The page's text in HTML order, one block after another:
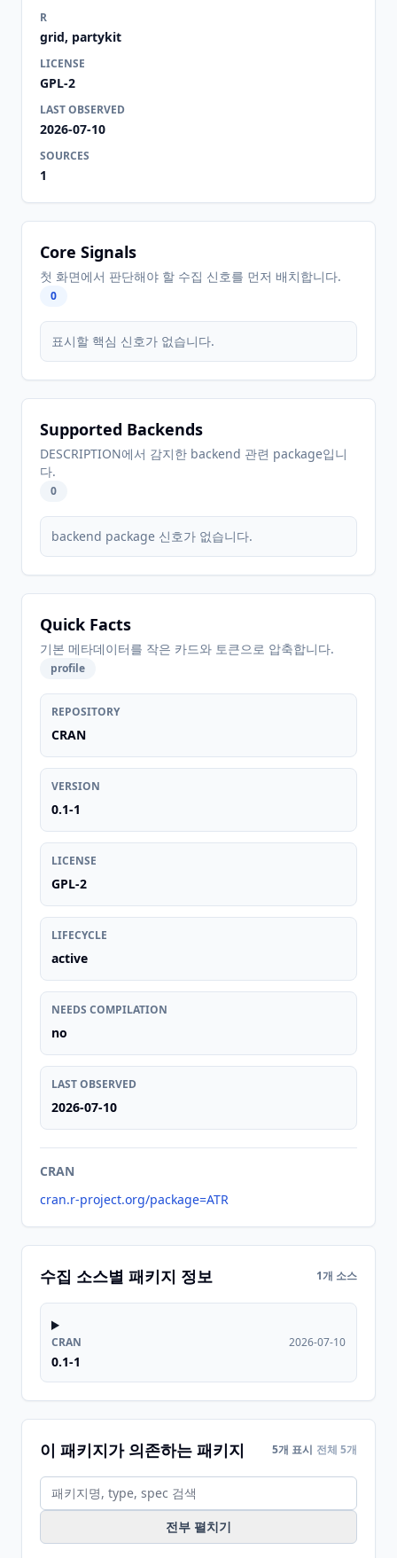
R
grid, partykit
LICENSE
GPL-2
LAST OBSERVED
2026-07-10
SOURCES
1
Core Signals
첫 화면에서 판단해야 할 수집 신호를 먼저 배치합니다.
0
표시할 핵심 신호가 없습니다.
Supported Backends
DESCRIPTION에서 감지한 backend 관련 package입니
다.
0
backend package 신호가 없습니다.
Quick Facts
기본 메타데이터를 작은 카드와 토큰으로 압축합니다.
profile
REPOSITORY
CRAN
VERSION
0.1-1
LICENSE
GPL-2
LIFECYCLE
active
NEEDS COMPILATION
no
LAST OBSERVED
2026-07-10
CRAN
cran.r-project.org/package=ATR
수집 소스별 패키지 정보 1개 소스
CRAN
0.1-1
2026-07-10
이 패키지가 의존하는 패키지 5개 표시 전체 5개
전부 펼치기